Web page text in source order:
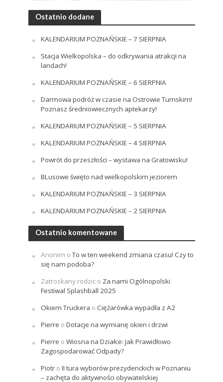
Ostatnio dodane
KALENDARIUM POZNAŃSKIE – 7 SIERPNIA
Stacja Wielkopolska – do odkrywania atrakcji na
landach!
KALENDARIUM POZNAŃSKIE – 6 SIERPNIA
Darmowa podróż w czasie na Ostrowie Tumskim!
Poznasz średniowiecznych aptekarzy!
KALENDARIUM POZNAŃSKIE – 5 SIERPNIA
KALENDARIUM POZNAŃSKIE – 4 SIERPNIA
Powrót do przeszłości – wystawa na Gratowisku!
BLusowe święto nad wielkopolskim jeziorem
KALENDARIUM POZNAŃSKIE – 3 SIERPNIA
KALENDARIUM POZNAŃSKIE – 2 SIERPNIA
Ostatnio komentowane
Anonim oTo w ten weekend zmiana czasu! Czy to
się nam podoba?
Zatroskany rodzico Za nami Ogólnopolski
Festiwal Splashball 2025
Okiem Truckera o Ciężarówka wypadła z A2
Pierre o Dotacje na wymianę okien i drzwi
Pierre o Wiosna na Działce: Jak Prawidłowo
Zagospodarować Odpady?
Piotro II tura wyborów prezydenckich w Poznaniu
– zachęta do aktywności obywatelskiej